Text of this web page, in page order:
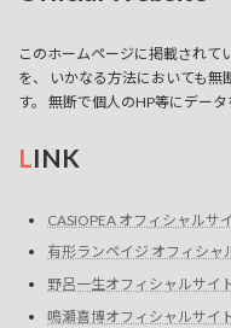
このホームページに掲載されて
を、 いかなる方法においても
す。 無断で個人のHP等にデー
LINK
CASIOPEA オフィシャルサ
有形ランペイジ オフィシャ
野呂一生オフィシャルサイ
鳴瀬喜博オフィシャルサイ